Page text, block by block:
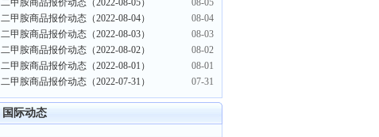
二甲胺商品报价动态（2022-08-05）
08-05
二甲胺商品报价动态（2022-08-04）
08-04
二甲胺商品报价动态（2022-08-03）
08-03
二甲胺商品报价动态（2022-08-02）
08-02
二甲胺商品报价动态（2022-08-01）
08-01
二甲胺商品报价动态（2022-07-31）
07-31
国际动态